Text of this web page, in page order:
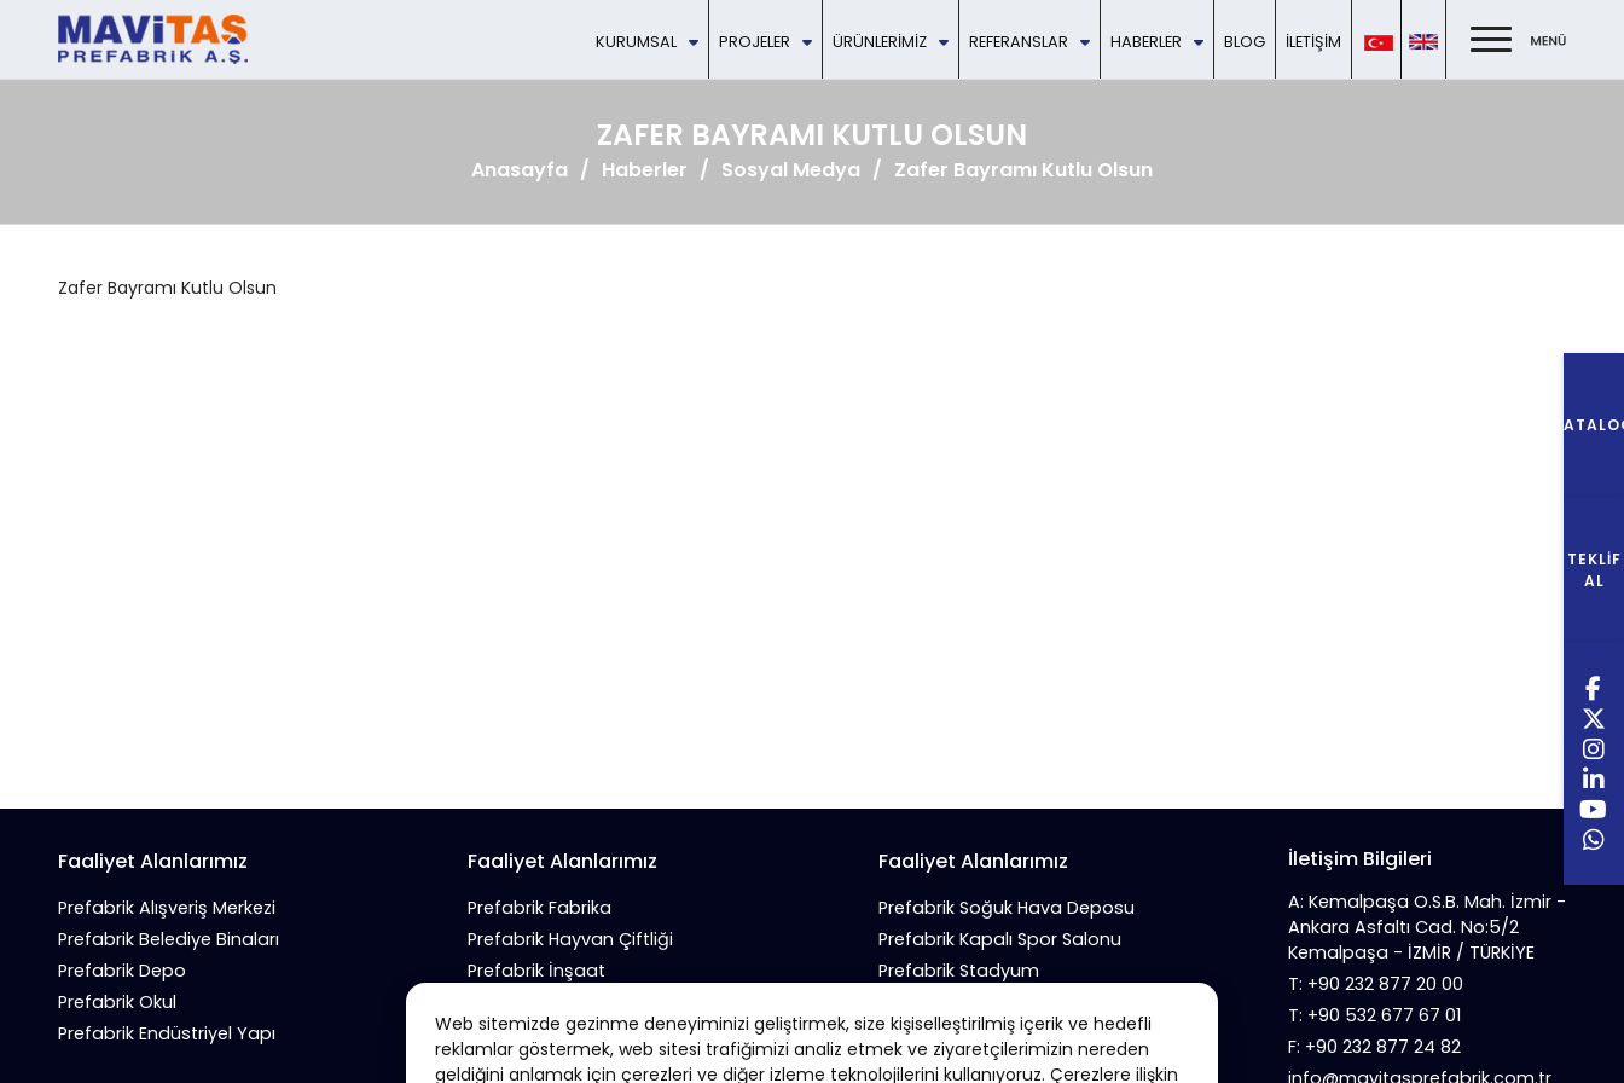
Web sitemizde gezinme deneyiminizi geliştirmek, size kişiselleştirilmiş içerik ve hedefli
reklamlar göstermek, web sitesi trafiğimizi analiz etmek ve ziyaretçilerimizin nereden
geldiğini anlamak için çerezleri ve diğer izleme teknolojilerini kullanıyoruz. Çerezlere ilişkin
KURUMSAL PROJELER ÜRÜNLERIMIZ REFERANSLAR HABERLER BLOG İLETIŞIM
ZAFER BAYRAMI KUTLU OLSUN
Anasayfa Haberler Sosyal Medya Zafer Bayramı Kutlu Olsun
Zafer Bayramı Kutlu Olsun
TEKLIF
AL
Faaliyet Alanlarımız
Prefabrik Alışveriş Merkezi
Prefabrik Belediye Binaları
Prefabrik Depo
Prefabrik Okul
Prefabrik Endüstriyel Yapı
Faaliyet Alanlarımız
Prefabrik Fabrika
Prefabrik Hayvan Çiftliği
Prefabrik İnşaat
Prefabrik Sanayi Sitesi
Faaliyet Alanlarımız
Prefabrik Soğuk Hava Deposu
Prefabrik Kapalı Spor Salonu
Prefabrik Stadyum
Prefabrik Tavuk Kümesi
İletişim Bilgileri
A: Kemalpaşa O.S.B. Mah. İzmir -
Ankara Asfaltı Cad. No:5/2
Kemalpaşa - İZMİR / TÜRKİYE
T: +90 232 877 20 00
T: +90 532 677 67 01
F: +90 232 877 24 82